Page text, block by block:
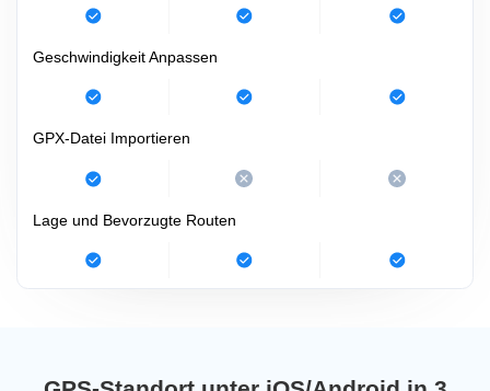
Geschwindigkeit Anpassen
GPX-Datei Importieren
Lage und Bevorzugte Routen